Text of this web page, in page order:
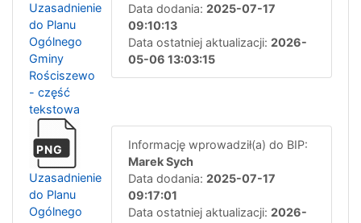
Uzasadnienie
do Planu
Ogólnego
Gminy
Rościszewo
- część
tekstowa
Data dodania: 2025-07-17
09:10:13
Data ostatniej aktualizacji: 2026-
05-06 13:03:15
PNG
Uzasadnienie
do Planu
Ogólnego
Informację wprowadził(a) do BIP:
Marek Sych
Data dodania: 2025-07-17
09:17:01
Data ostatniej aktualizacji: 2026-